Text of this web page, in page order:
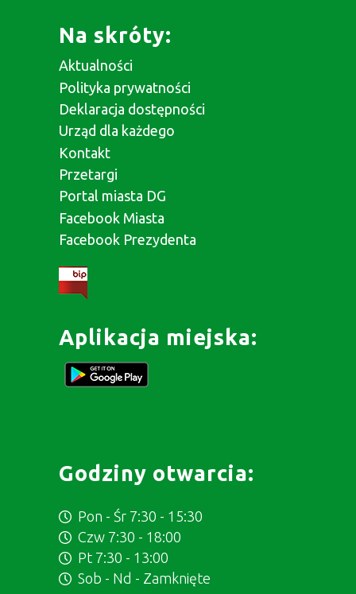
Na skróty:
Aktualności
Polityka prywatności
Deklaracja dostępności
Urząd dla każdego
Kontakt
Przetargi
Portal miasta DG
Facebook Miasta
Facebook Prezydenta
Aplikacja miejska:
Godziny otwarcia:
Pon - Śr 7:30 - 15:30
Czw 7:30 - 18:00
Pt 7:30 - 13:00
Sob - Nd - Zamknięte